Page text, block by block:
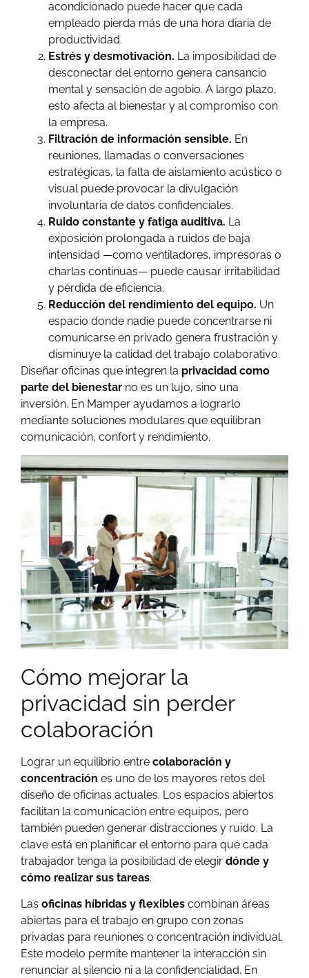
acondicionado puede hacer que cada
empleado pierda más de una hora diaria de
productividad.
Estrés y desmotivación. La imposibilidad de
desconectar del entorno genera cansancio
mental y sensación de agobio. A largo plazo,
esto afecta al bienestar y al compromiso con
la empresa.
Filtración de información sensible. En
reuniones, llamadas o conversaciones
estratégicas, la falta de aislamiento acústico o
visual puede provocar la divulgación
involuntaria de datos confidenciales.
Ruido constante y fatiga auditiva. La
exposición prolongada a ruidos de baja
intensidad —como ventiladores, impresoras o
charlas continuas— puede causar irritabilidad
y pérdida de eficiencia.
Reducción del rendimiento del equipo. Un
espacio donde nadie puede concentrarse ni
comunicarse en privado genera frustración y
disminuye la calidad del trabajo colaborativo.
Diseñar oficinas que integren la privacidad como
parte del bienestar no es un lujo, sino una
inversión. En Mamper ayudamos a lograrlo
mediante soluciones modulares que equilibran
comunicación, confort y rendimiento.
Cómo mejorar la
privacidad sin perder
colaboración
Lograr un equilibrio entre colaboración y
concentración es uno de los mayores retos del
diseño de oficinas actuales. Los espacios abiertos
facilitan la comunicación entre equipos, pero
también pueden generar distracciones y ruido. La
clave está en planificar el entorno para que cada
trabajador tenga la posibilidad de elegir dónde y
cómo realizar sus tareas.
Las oficinas híbridas y flexibles combinan áreas
abiertas para el trabajo en grupo con zonas
privadas para reuniones o concentración individual.
Este modelo permite mantener la interacción sin
renunciar al silencio ni a la confidencialidad. En